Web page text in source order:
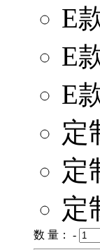
E
E
E
定
定
定
数 量： -